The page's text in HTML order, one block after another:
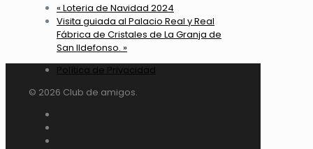
« Loteria de Navidad 2024
Visita guiada al Palacio Real y Real
Fábrica de Cristales de La Granja de
San Ildefonso. »
Política de Privacidad
© 2026 Club de amigos.